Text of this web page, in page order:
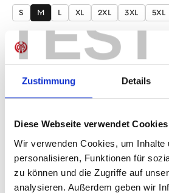
TEST
Zustimmung Details
Diese Webseite verwendet Cookies
Wir verwenden Cookies, um Inhalte
personalisieren, Funktionen für
zu können und die Zugriffe auf
analysieren. Außerdem geben wir
S M L XL 2XL 3XL 5XL
Produkt Anzahl: Gib
Anzahl